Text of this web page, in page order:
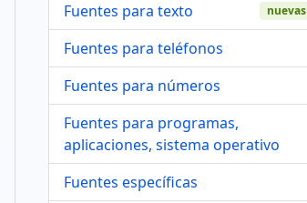
Fuentes para texto
nuevas
Fuentes para teléfonos
Fuentes para números
Fuentes para programas,
aplicaciones, sistema operativo
Fuentes específicas